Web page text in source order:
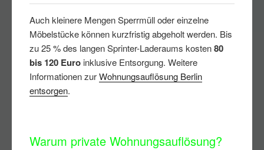
Auch kleinere Mengen Sperrmüll oder einzelne
Möbelstücke können kurzfristig abgeholt werden. Bis
zu 25 % des langen Sprinter-Laderaums kosten80
bis 120 Euro inklusive Entsorgung. Weitere
Informationen zurWohnungsauflösung Berlin
entsorgen.
Warum private Wohnungsauflösung?